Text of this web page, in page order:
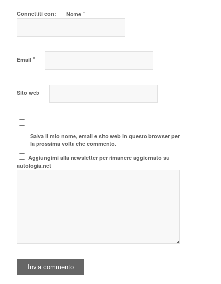
Connettiti con: Nome *
Email *
Sito web
Salva il mio nome, email e sito web in questo browser per
la prossima volta che commento.
Aggiungimi alla newsletter per rimanere aggiornato su
autologia.net